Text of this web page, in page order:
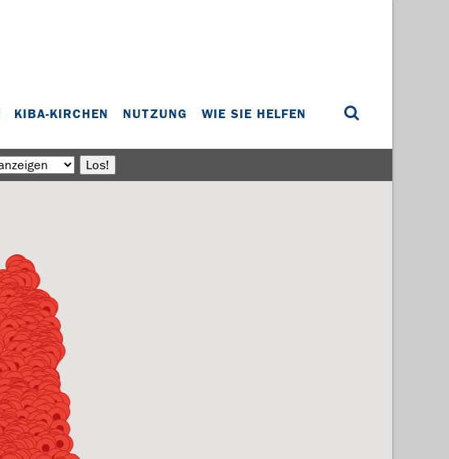
KIBA-KIRCHEN NUTZUNG WIE SIE HELFEN